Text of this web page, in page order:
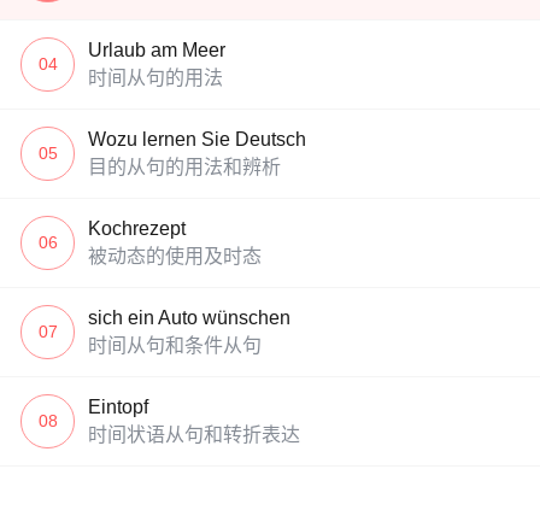
04
Urlaub am Meer
时间从句的用法
05
Wozu lernen Sie Deutsch
目的从句的用法和辨析
06
Kochrezept
被动态的使用及时态
07
sich ein Auto wünschen
时间从句和条件从句
08
Eintopf
时间状语从句和转折表达